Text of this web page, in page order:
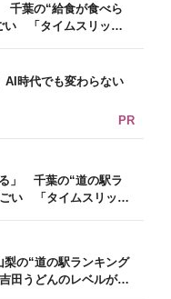
千葉の“給食が食べら
い 「タイムスリップ
AI時代でも変わらない
PR
る」 千葉の“道の駅ラ
い 「タイムスリップ
梨の“道の駅ランキング
田うどんのレベルが